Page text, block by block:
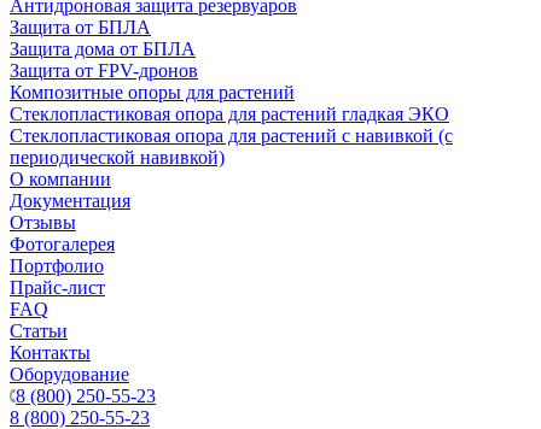
Антидроновая защита резервуаров
Защита от БПЛА
Защита дома от БПЛА
Защита от FPV-дронов
Композитные опоры для растений
Стеклопластиковая опора для растений гладкая ЭКО
Стеклопластиковая опора для растений с навивкой (с
периодической навивкой)
О компании
Документация
Отзывы
Фотогалерея
Портфолио
Прайс-лист
FAQ
Статьи
Контакты
Оборудование
8 (800) 250-55-23
8 (800) 250-55-23